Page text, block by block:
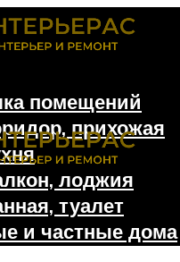
помещений
прихожая
лоджия
туалет
и частные дома